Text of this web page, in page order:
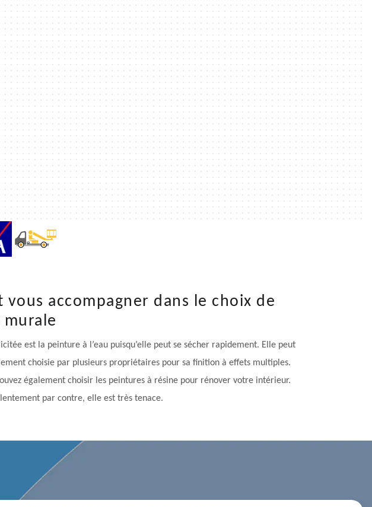
accompagner dans le choix de
est la peinture à l’eau puisqu’elle peut se sécher rapidement. Elle peut
choisie par plusieurs propriétaires pour sa finition à effets multiples.
également choisir les peintures à résine pour rénover votre intérieur.
lentement par contre, elle est très tenace.